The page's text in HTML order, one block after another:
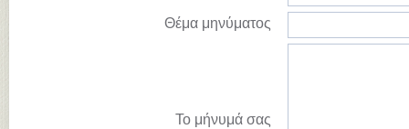
Θέμα μηνύματος
Το μήνυμά σας